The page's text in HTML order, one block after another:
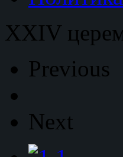
XXIV
Previous
Next